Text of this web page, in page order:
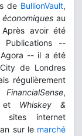
de BullionVault,
économiquesau
avoir été
Publications --
Agora -- il a été
de Londres
régulièrement
FinancialSense,
Whiskey &
internet
sur le marché